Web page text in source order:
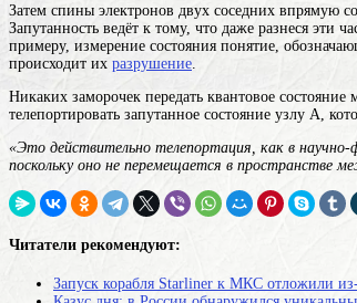
Затем спины электронов двух соседних впрямую
Запутанность ведёт к тому, что даже разнеся эти
примеру, измерение состояния понятие,
происходит их разрушение
Никаких заморочек передать квантовое
телепортировать запутанное состояние узлу A,
«Это действительно телепортация, как в научно-
поскольку оно не перемещается в пространстве
Читатели рекомендуют:
Запуск корабля Starliner к МКС отложили